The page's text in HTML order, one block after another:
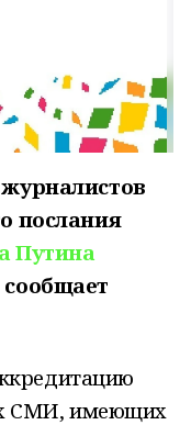
послания
Путина
сообщает
СМИ, имеющих